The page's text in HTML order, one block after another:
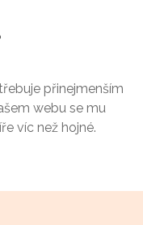
přinejmenším
webu se mu
víc než hojné.